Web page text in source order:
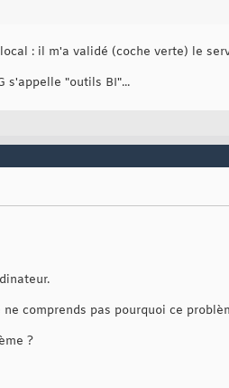
: il m'a validé (coche verte) le
s'appelle "outils BI"...
comprends pas pourquoi ce
?